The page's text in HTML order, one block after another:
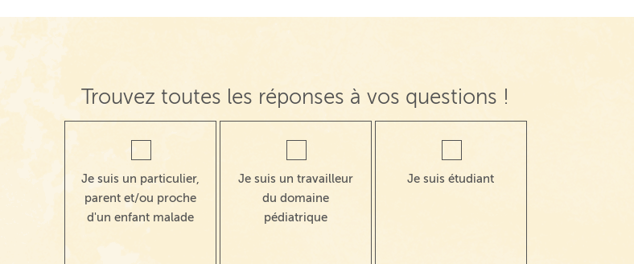
Trouvez toutes les réponses à vos questions !
Je suis un particulier,
parent et/ou proche
d'un enfant malade
Je suis un travailleur
du domaine
pédiatrique
Je suis étudiant